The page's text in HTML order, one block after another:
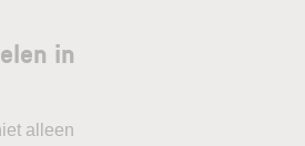
in
alleen